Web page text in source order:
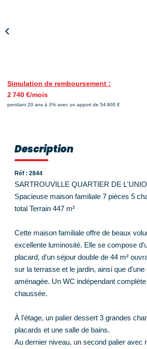
Simulation de remboursement :
2 740 €/mois
pendant 20 ans à 3% avec un apport de 54 900 €
Description
Réf : 2844
SARTROUVILLE QUARTIER DE
Spacieuse maison familiale 7 pièces 5
total Terrain 447 m²
Cette maison familiale offre de beaux
excellente luminosité. Elle se compose
placard, d'un séjour double de 44 m²
sur la terrasse et le jardin, ainsi que
aménagée. Un WC indépendant
chaussée.
À l'étage, un palier dessert 3 grandes
placards et une salle de bains.
Au dernier niveau, un second palier avec